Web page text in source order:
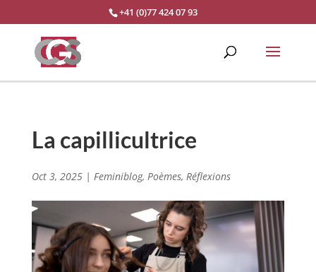
+41 (0)77 424 07 93
La capillicultrice
Oct 3, 2025| Feminiblog, Poèmes, Réflexions